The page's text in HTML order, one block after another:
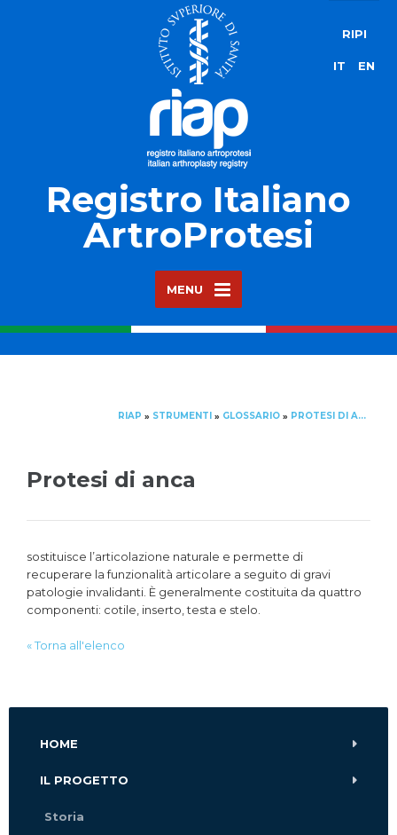
Registro Italiano
ArtroProtesi
MENU
RIPI
IT EN
RIAP » STRUMENTI » GLOSSARIO » PROTESI DI ANCA
Protesi di anca
sostituisce l’articolazione naturale e permette di
recuperare la funzionalità articolare a seguito di gravi
patologie invalidanti. È generalmente costituita da quattro
componenti: cotile, inserto, testa e stelo.
« Torna all'elenco
HOME
IL PROGETTO
Storia